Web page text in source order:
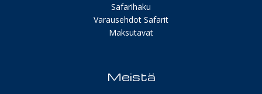
Safarihaku
Varausehdot Safarit
Maksutavat
Meistä